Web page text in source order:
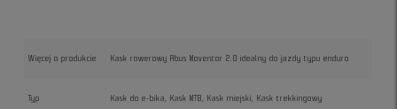
Więcej o produkcie Kask rowerowy Abus Moventor 2.0 idealny do jazdy typu enduro
Typ Kask do e-bika, Kask MTB, Kask miejski, Kask trekkingowy